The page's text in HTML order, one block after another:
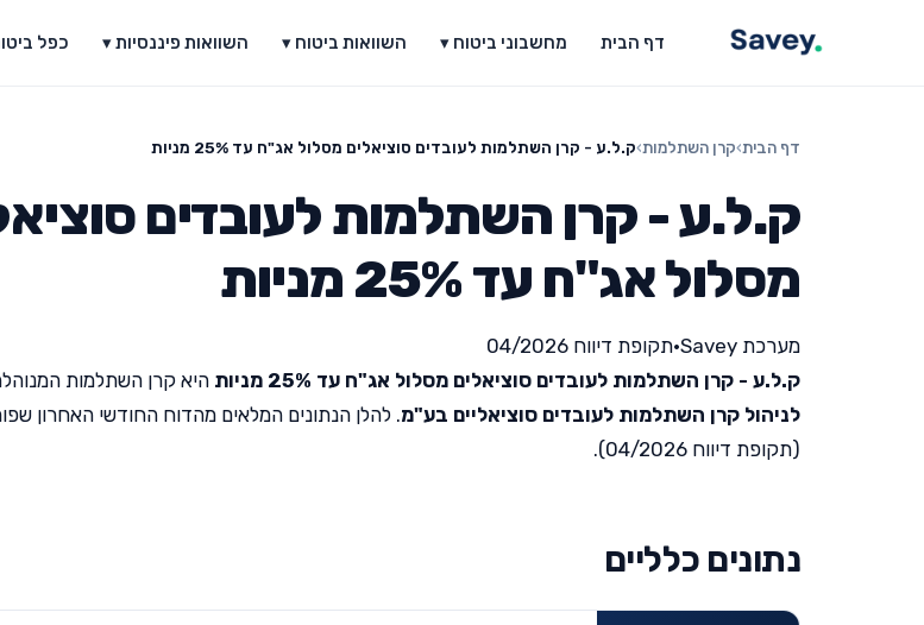
דף הבית מחשבוני ביטוח ▾ השוואות ביטוח ▾ השוואות פיננסיות ▾ כפל
דף הבית›קרן השתלמות›ק.ל.ע - קרן השתלמות לעובדים סוציאלים מסלול אג"ח עד 25% מניות
ק.ל.ע - קרן השתלמות לעובדים
מסלול אג"ח עד 25% מניות
מערכת Savey •תקופת דיווח 04/2026
ק.ל.ע - קרן השתלמות לעובדים סוציאלים מסלול אג"ח עד 25% מניות
היא קרן השתלמות
לניהול קרן השתלמות לעובדים סוציאליים בע"מ. להלן הנתונים המלאים מהדוח החודשי האחרון
(תקופת דיווח 04/2026).
נתונים כלליים